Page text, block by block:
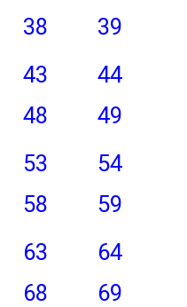
38
39
43
44
48
49
53
54
58
59
63
64
68
69